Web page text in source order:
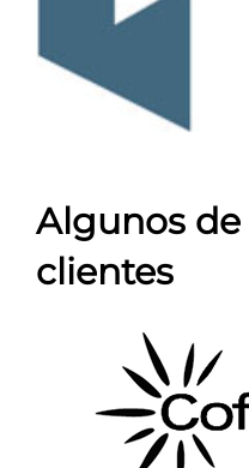
Algunos
clientes